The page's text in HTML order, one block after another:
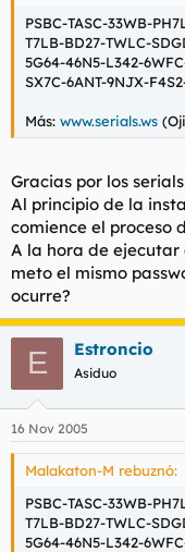
PSBC-TASC-33WB-
T7LB-BD27-TWLC-
5G64-46N5-L342-
SX7C-6ANT-9NJX-
Más: www.serials.ws
Gracias por los
Al principio de la
comience el proceso
A la hora de ejecutar
meto el mismo
ocurre?
E Estroncio
Asiduo
16 Nov 2005
Malakaton-M rebuznó:
PSBC-TASC-33WB-
T7LB-BD27-TWLC-
5G64-46N5-L342-